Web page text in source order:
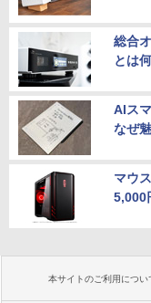
総合
とは
AIス
なぜ
マウ
5,000
本サイトのご利用につい